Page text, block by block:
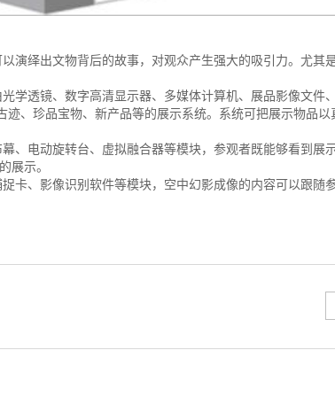
绎出文物背后的故事，对观众产生强大的吸引力。尤其
透镜、数字高清显示器、多媒体计算机、展品影像文件
、珍品宝物、新产品等的展示系统。系统可把展示物品
电动旋转台、虚拟融合器等模块，参观者既能够看到展
展示。
、影像识别软件等模块，空中幻影成像的内容可以跟随